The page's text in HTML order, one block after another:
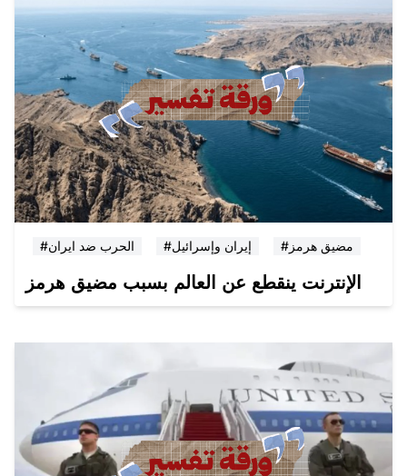
#الحرب ضد ايران #إيران وإسرائيل #مضيق هرمز
الإنترنت ينقطع عن العالم بسبب مضيق هرمز